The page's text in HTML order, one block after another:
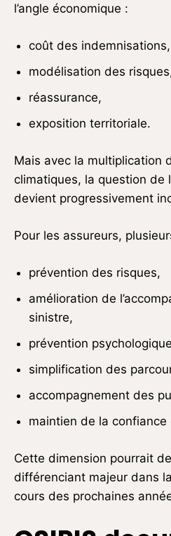
l’angle économique :
coût des indemnisations,
modélisation des
réassurance,
exposition territoriale.
Mais avec la multiplication
climatiques, la question de
devient progressivement
Pour les assureurs,
prévention des risques,
amélioration de
sinistre,
prévention
simplification des
accompagnement des
maintien de la confiance
Cette dimension pourrait
différenciant majeur dans la
cours des prochaines